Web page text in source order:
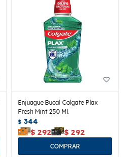
Enjuague Bucal Colgate Plax
Fresh Mint 250 Ml.
$ 344
$ 292 $ 292